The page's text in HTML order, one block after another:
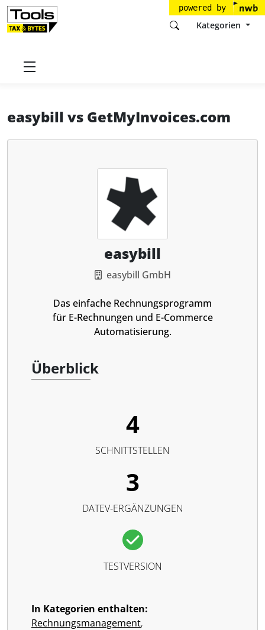
powered by
Kategorien
Startseite
easybill vs GetMyInvoices.com
easybill
easybill GmbH
Das einfache Rechnungsprogramm
für E-Rechnungen und E-Commerce
Automatisierung.
Überblick
4
SCHNITTSTELLEN
3
DATEV-ERGÄNZUNGEN
TESTVERSION
In Kategorien enthalten:
Rechnungsmanagement,